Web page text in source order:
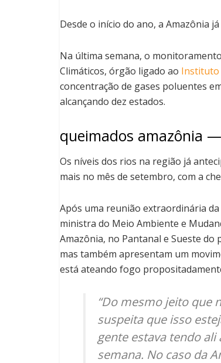
Desde o início do ano, a Amazônia
Na última semana, o
Climáticos, órgão ligado ao Instituto
concentração de gases poluentes
alcançando dez estados.
queimados amazônia
Os níveis dos rios na região já
mais no mês de setembro, com a
Após uma reunião extraordinária
ministra do Meio Ambiente e
Amazônia, no Pantanal e Sueste
mas também apresentam um
está ateando fogo
“Do mesmo jeito que
suspeita que isso
gente estava tendo
semana. No caso da